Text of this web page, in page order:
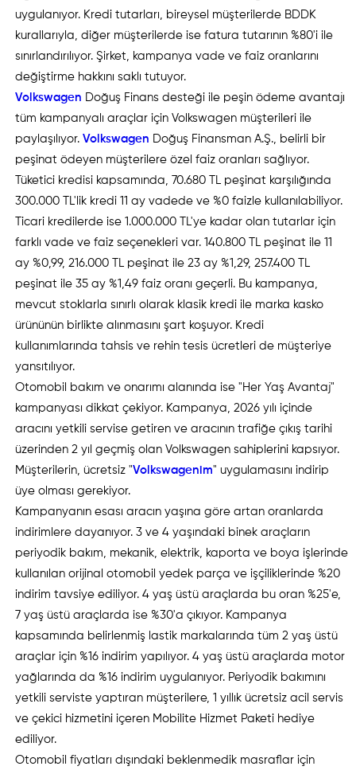
uygulanıyor. Kredi tutarları, bireysel müşterilerde BDDK
kurallarıyla, diğer müşterilerde ise fatura tutarının %80'i ile
sınırlandırılıyor. Şirket, kampanya vade ve faiz oranlarını
değiştirme hakkını saklı tutuyor.
Volkswagen Doğuş Finans desteği ile peşin ödeme avantajı
tüm kampanyalı araçlar için Volkswagen müşterileri ile
paylaşılıyor.Volkswagen Doğuş Finansman A.Ş., belirli bir
peşinat ödeyen müşterilere özel faiz oranları sağlıyor.
Tüketici kredisi kapsamında, 70.680 TL peşinat karşılığında
300.000 TL'lik kredi 11 ay vadede ve %0 faizle kullanılabiliyor.
Ticari kredilerde ise 1.000.000 TL'ye kadar olan tutarlar için
farklı vade ve faiz seçenekleri var. 140.800 TL peşinat ile 11
ay %0,99, 216.000 TL peşinat ile 23 ay %1,29, 257.400 TL
peşinat ile 35 ay %1,49 faiz oranı geçerli. Bu kampanya,
mevcut stoklarla sınırlı olarak klasik kredi ile marka kasko
ürününün birlikte alınmasını şart koşuyor. Kredi
kullanımlarında tahsis ve rehin tesis ücretleri de müşteriye
yansıtılıyor.
Otomobil bakım ve onarımı alanında ise "Her Yaş Avantaj"
kampanyası dikkat çekiyor. Kampanya, 2026 yılı içinde
aracını yetkili servise getiren ve aracının trafiğe çıkış tarihi
üzerinden 2 yıl geçmiş olan Volkswagen sahiplerini kapsıyor.
Müşterilerin, ücretsiz "Volkswagenim" uygulamasını indirip
üye olması gerekiyor.
Kampanyanın esası aracın yaşına göre artan oranlarda
indirimlere dayanıyor. 3 ve 4 yaşındaki binek araçların
periyodik bakım, mekanik, elektrik, kaporta ve boya işlerinde
kullanılan orijinal otomobil yedek parça ve işçiliklerinde %20
indirim tavsiye ediliyor. 4 yaş üstü araçlarda bu oran %25'e,
7 yaş üstü araçlarda ise %30'a çıkıyor. Kampanya
kapsamında belirlenmiş lastik markalarında tüm 2 yaş üstü
araçlar için %16 indirim yapılıyor. 4 yaş üstü araçlarda motor
yağlarında da %16 indirim uygulanıyor. Periyodik bakımını
yetkili serviste yaptıran müşterilere, 1 yıllık ücretsiz acil servis
ve çekici hizmetini içeren Mobilite Hizmet Paketi hediye
ediliyor.
Otomobil fiyatları dışındaki beklenmedik masraflar için